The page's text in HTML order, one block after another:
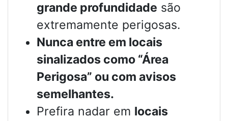
grande profundidade são
extremamente perigosas.
Nunca entre em locais
sinalizados como “Área
Perigosa” ou com avisos
semelhantes.
Prefira nadar em locais